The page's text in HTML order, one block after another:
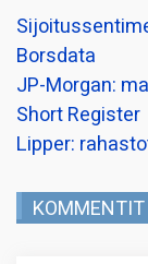
Borsdata
JP-Morgan:
Short Register
Lipper:
KOMMENTIT